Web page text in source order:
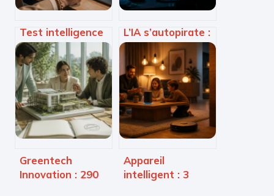
Test intelligence
artificielle : 3
critères
techniques pour
démasquer un
texte généré par
IA
L’IA s’autopirate :
comment les
modèles
numériques
contournent leurs
propres
protocoles de
sécurité
Greentech
Innovation : 290
Appareil
intelligent : 3